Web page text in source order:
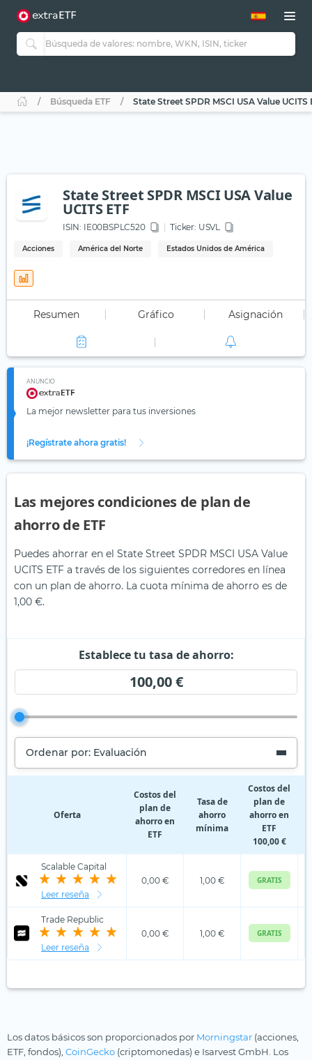
Búsqueda ETF State Street SPDR MSCI USA Value UCITS
State Street SPDR MSCI USA Value
UCITS ETF
ISIN: IE00BSPLC520 Ticker: USVL
Acciones América del Norte Estados Unidos de América
Resumen Gráfico Asignación
ANUNCIO
La mejor newsletter para tus inversiones
¡Regístrate ahora gratis!
Las mejores condiciones de plan de
ahorro de ETF
Puedes ahorrar en el State Street SPDR MSCI USA Value
UCITS ETF a través de los siguientes corredores en línea
con un plan de ahorro. La cuota mínima de ahorro es de
1,00 €.
Establece tu tasa de ahorro:
100,00 €
Ordenar por: Evaluación
Oferta
Costos del
plan de
ahorro en
ETF
Tasa de
ahorro
mínima
Costos del
plan de
ahorro en
ETF
100,00 €
Scalable Capital
Leer reseña
0,00 € 1,00 € GRATIS
Trade Republic
Leer reseña
0,00 € 1,00 € GRATIS
Los datos básicos son proporcionados por Morningstar (acciones,
ETF, fondos), CoinGecko (criptomonedas) e Isarvest GmbH. Los